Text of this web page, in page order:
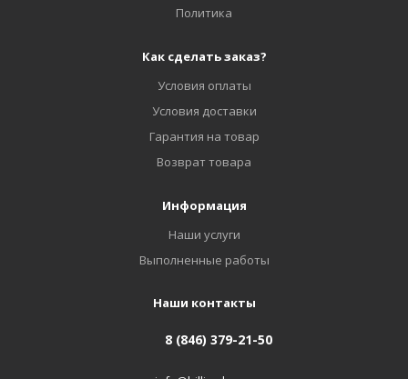
Политика
Как сделать заказ?
Условия оплаты
Условия доставки
Гарантия на товар
Возврат товара
Информация
Наши услуги
Выполненные работы
Наши контакты
8 (846) 379-21-50